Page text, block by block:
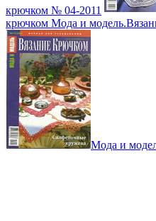
крючком № 04-2011
крючком Мода и
Мода и